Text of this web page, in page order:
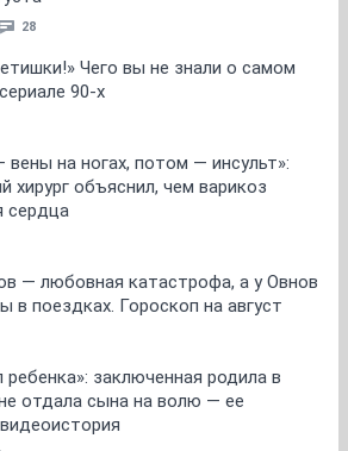
28
Чего вы не знали о самом
90-х
вены на ногах, потом — инсульт»:
хирург объяснил, чем варикоз
сердца
— любовная катастрофа, а у Овнов
в поездках. Гороскоп на август
ребенка»: заключенная родила в
отдала сына на волю — ее